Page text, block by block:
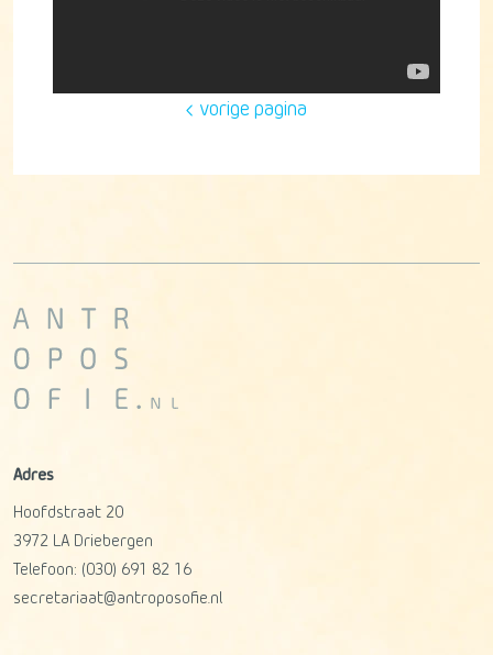
vorige pagina
Adres
Hoofdstraat 20
3972 LA
Driebergen
Telefoon: (030) 691 82 16
secretariaat@antroposofie.nl